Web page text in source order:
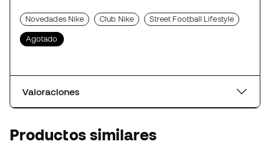
Novedades Nike Club Nike Street Football Lifestyle
Agotado
Valoraciones
Productos similares